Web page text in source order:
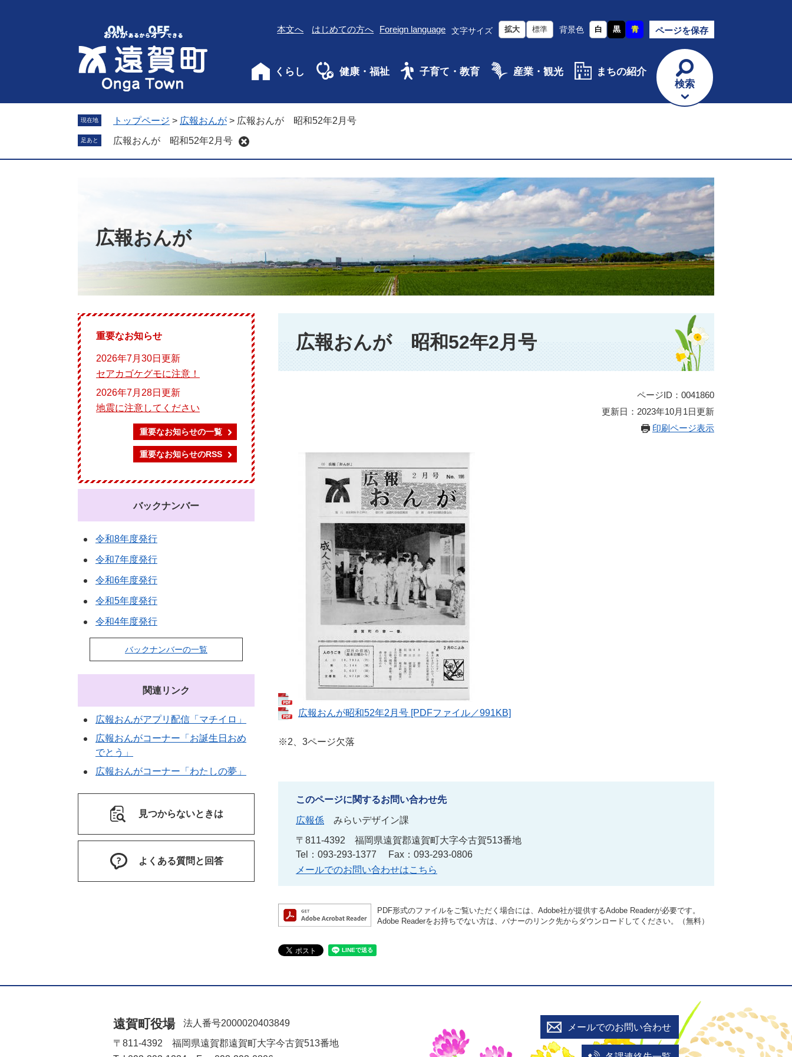
す
し
へ
本文へ はじめての方へ Foreign language 文字サイズ 拡大 標準 背景色 白 黒 青 ページを保存
くらし 健康・福祉 子育て・教育 産業・観光
まちの紹介
検索
現在地 トップページ > 広報おんが > 広報おんが 昭和52年2月号
足あと 広報おんが 昭和52年2月号
広報おんが
広報おんが 昭和52年2月号
ページID：0041860
更新日：2023年10月1日更新
印刷ページ表示
広報おんが昭和52年2月号 [PDFファイル／991KB]
※2、3ページ欠落
このページに関するお問い合わせ先
広報係
みらいデザイン課
〒811-4392
福岡県遠賀郡遠賀町大字今古賀513番地
Tel：093-293-1377
Fax：093-293-0806
メールでのお問い合わせはこちら
PDF形式のファイルをご覧いただく場合には、Adobe社が提供するAdobe Readerが必要です。
Adobe Readerをお持ちでない方は、バナーのリンク先からダウンロードしてください。（無料）
重要なお知らせ
2026年7月30日更新
セアカゴケグモに注意！
2026年7月28日更新
地震に注意してください
重要なお知らせの一覧
重要なお知らせのRSS
バックナンバー
令和8年度発行
令和7年度発行
令和6年度発行
令和5年度発行
令和4年度発行
バックナンバーの一覧
関連リンク
広報おんがアプリ配信「マチイロ」
広報おんがコーナー「お誕生日おめ
でとう」
広報おんがコーナー「わたしの夢」
見つからないときは
よくある質問と回答
遠賀町役場
法人番号2000020403849
〒811-4392 福岡県遠賀郡遠賀町大字今古賀513番地
メールでのお問い合わせ